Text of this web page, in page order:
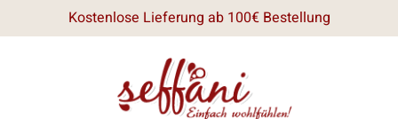
Kostenlose Lieferung ab 100€ Bestellung